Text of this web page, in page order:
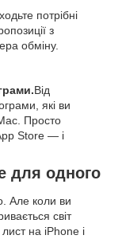
потрібні
з
обміну.
Від
які ви
Просто
Store — і
для одного
Але коли ви
світ
на iPhone і